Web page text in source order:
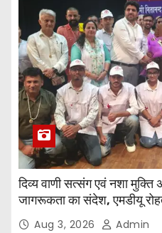
दिव्य वाणी सत्संग एवं नशा मुक्ति
जागरूकता का संदेश, एमडीयू
संकल्पAug 3, 2026 Admin